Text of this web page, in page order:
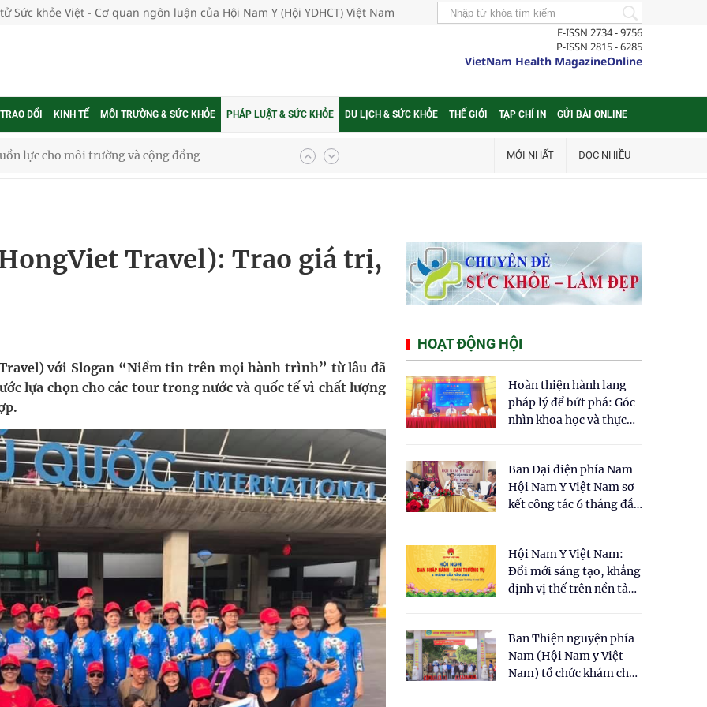
Sức khỏe Việt - Cơ quan ngôn luận của Hội Nam Y (Hội YDHCT) Việt Nam
E-ISSN 2734 - 9756
P-ISSN 2815 - 6285
VietNam Health MagazineOnline
ĐỔI KINH TẾ MÔI TRƯỜNG & SỨC KHỎE PHÁP LUẬT & SỨC KHỎE DU LỊCH & SỨC KHỎE THẾ GIỚI TẠP CHÍ IN GỬI BÀI ONLINE
bảo hiểm y tế nếu không đăng ký khám theo yêu
riêng 2026
vực cấp cứu, điều trị đột quỵ
lại khai thác vào ngày 19/8
tăng cường chống hàng giả và gian lận thương
ương cơ sở 2 đón hơn 500 lượt khám
rải rác.
hai cấp trong quản lý hoạt động nha khoa,
lực cho môi trường và cộng đồng
MỚI NHẤT ĐỌC NHIỀU
Travel): Trao giá trị,
với Slogan “Niềm tin trên mọi hành trình” từ lâu đã
lựa chọn cho các tour trong nước và quốc tế vì chất lượng
HOẠT ĐỘNG HỘI
Hoàn thiện hành lang
pháp lý để bứt phá: Góc
nhìn khoa học và thực
cho Luật Y dược cổ
truyền Việt Nam"
Ban Đại diện phía Nam
Hội Nam Y Việt Nam sơ
kết công tác 6 tháng đầu
Hội Nam Y Việt Nam:
Đổi mới sáng tạo, khẳng
định vị thế trên nền tảng
Ban Thiện nguyện phía
Nam (Hội Nam y Việt
Nam) tổ chức khám chữa